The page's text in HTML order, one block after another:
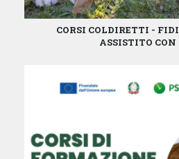
CORSI COLDIRETTI -
ASSISTITO